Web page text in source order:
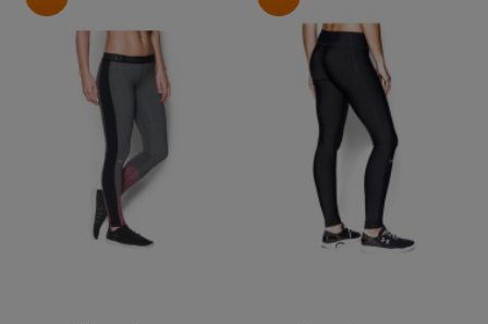
OKULARY
SPORTOWE
TORBY/PLECAKI
WYPRZEDAŻ
WYPRZEDAŻ